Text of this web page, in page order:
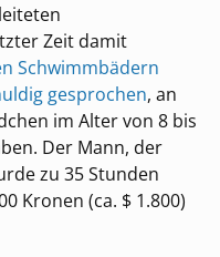
Zeit damit
Schwimmbädern
gesprochen, an
im Alter von 8 bis
Der Mann, der
zu 35 Stunden
Kronen (ca. $ 1.800)